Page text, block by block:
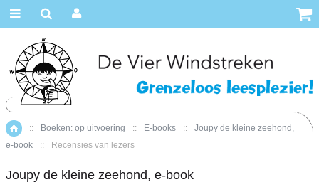
Home
:: Boeken: op uitvoering :: E-books ::
Joupy de kleine zeehond,
e-book
:: Recensies van lezers
Joupy de kleine zeehond, e-book